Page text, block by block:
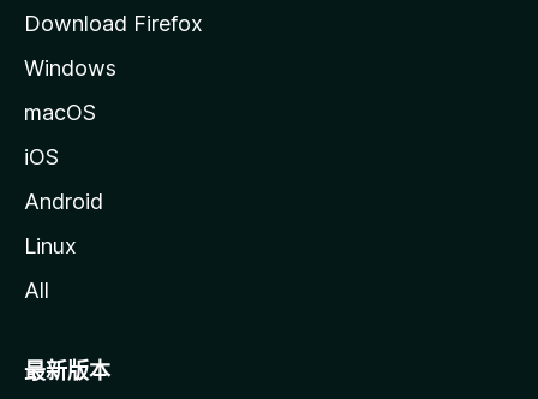
Download Firefox
Windows
macOS
iOS
Android
Linux
All
最新版本